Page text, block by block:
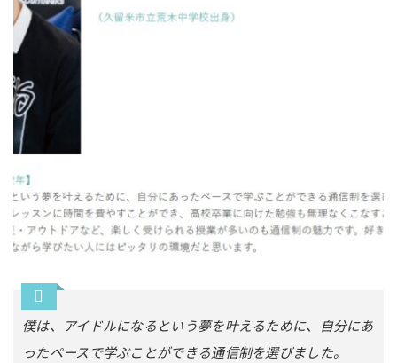
僕は、アイドルになるという夢を叶えるために、自分にあ
ったペースで学ぶことができる通信制を選びました。